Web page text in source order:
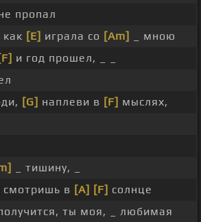
пропал
[E] играла со [Am]
_ мною
[F] и год прошел, _ _
[G] наплеви в [F] мыслях,
_ тишину, _
смотришь в [A] [F] солнце
ты моя, _ любимая